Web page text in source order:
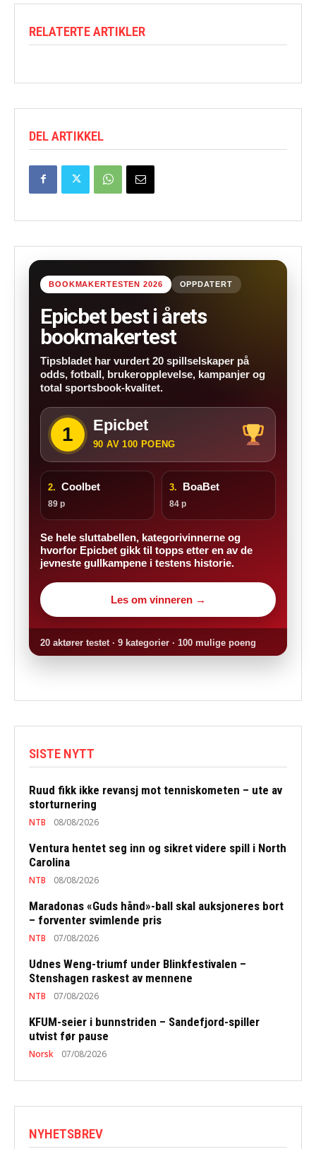
RELATERTE ARTIKLER
DEL ARTIKKEL
BOOKMAKERTESTEN 2026 OPPDATERT
Epicbet best i årets
bookmakertest
Tipsbladet har vurdert 20 spillselskaper på
odds, fotball, brukeropplevelse, kampanjer og
total sportsbook-kvalitet.
1 Epicbet
90 AV 100 POENG
2. Coolbet
89 p
3. BoaBet
84 p
Se hele sluttabellen, kategorivinnerne og
hvorfor Epicbet gikk til topps etter en av de
jevneste gullkampene i testens historie.
Les om vinneren →
20 aktører testet · 9 kategorier · 100 mulige poeng
SISTE NYTT
Ruud fikk ikke revansj mot tenniskometen – ute av
storturnering
NTB 08/08/2026
Ventura hentet seg inn og sikret videre spill i North
Carolina
NTB 08/08/2026
Maradonas «Guds hånd»-ball skal auksjoneres bort
– forventer svimlende pris
NTB 07/08/2026
Udnes Weng-triumf under Blinkfestivalen –
Stenshagen raskest av mennene
NTB 07/08/2026
KFUM-seier i bunnstriden – Sandefjord-spiller
utvist før pause
Norsk 07/08/2026
NYHETSBREV